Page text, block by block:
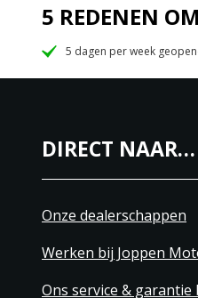
5 REDENEN
5 dagen per week
DIRECT NAAR…
Onze dealerschappen
Werken bij Joppen
Ons service & garantie